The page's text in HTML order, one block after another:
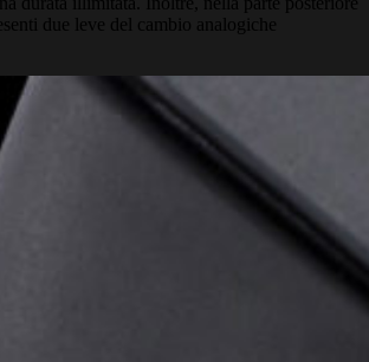
due leve del cambio analogiche